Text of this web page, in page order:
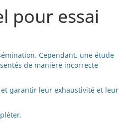
pour essai
Cependant, une étude
de manière incorrecte
garantir leur exhaustivité et leur